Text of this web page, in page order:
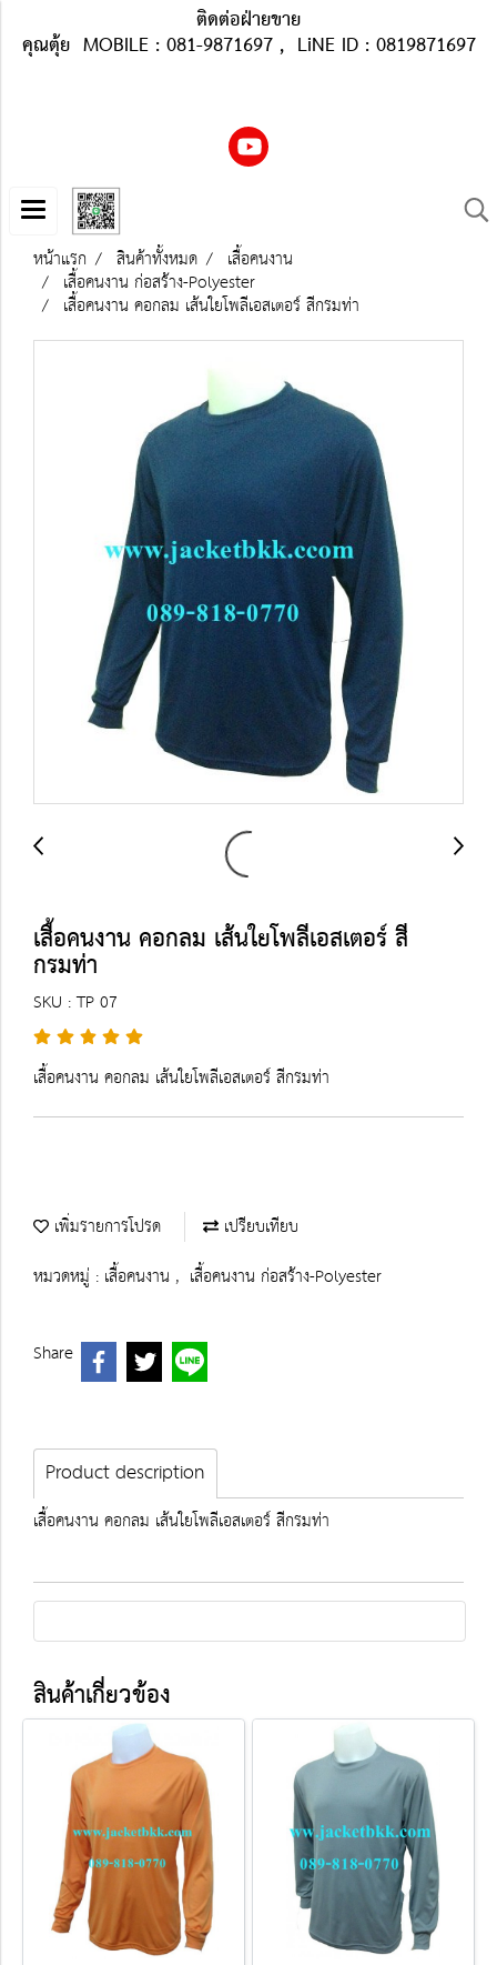
ติดต่อฝ่ายขาย
คุณตุ้ย MOBILE : 081-9871697 , LiNE ID : 0819871697
หน้าแรก สินค้าทั้งหมด เสื้อคนงาน
เสื้อคนงาน ก่อสร้าง-Polyester
เสื้อคนงาน คอกลม เส้นใยโพลีเอสเตอร์ สีกรมท่า
เสื้อคนงาน คอกลม เส้นใยโพลีเอสเตอร์ สี
กรมท่า
SKU : TP 07
เสื้อคนงาน คอกลม เส้นใยโพลีเอสเตอร์ สีกรมท่า
เพิ่มรายการโปรด
เปรียบเทียบ
หมวดหมู่ : เสื้อคนงาน, เสื้อคนงาน ก่อสร้าง-Polyester
Share
Product description
เสื้อคนงาน คอกลม เส้นใยโพลีเอสเตอร์ สีกรมท่า
สินค้าเกี่ยวข้อง